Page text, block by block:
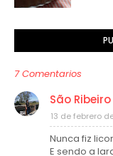
7 Comentarios
São Ribeiro
13 de febrero
Nunca fiz
E sendo a